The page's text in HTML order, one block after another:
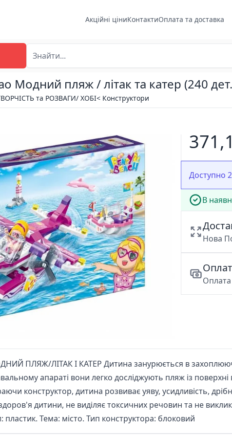
Акційні ціниКонтактиОплата та доставка
Модний пляж / літак та катер (240
та РОЗВАГИ/ ХОБІ< Конструктори
Доступно
В
Нова
Оплата
ПЛЯЖ/ЛІТАК І КАТЕР Дитина занурюється в
апараті вони легко досліджують пляж із поверхні
конструктор, дитина розвиває уяву, усидливість,
дитини, не виділяє токсичних речовин та не
пластик. Тема: місто. Тип конструктора: блоковий